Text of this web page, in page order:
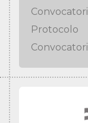
Protocolo